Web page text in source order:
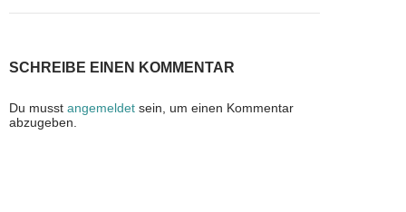
SCHREIBE EINEN KOMMENTAR
Du musst angemeldet sein, um einen Kommentar
abzugeben.